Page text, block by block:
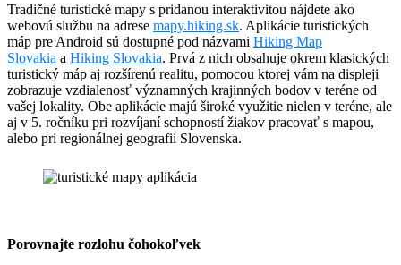
Tradičné turistické mapy s pridanou interaktivitou nájdete ako
webovú službu na adrese mapy.hiking.sk. Aplikácie turistických
máp pre Android sú dostupné pod názvami Hiking Map
Slovakia a Hiking Slovakia. Prvá z nich obsahuje okrem klasických
turistický máp aj rozšírenú realitu, pomocou ktorej vám na displeji
zobrazuje vzdialenosť významných krajinných bodov v teréne od
vašej lokality. Obe aplikácie majú široké využitie nielen v teréne, ale
aj v 5. ročníku pri rozvíjaní schopností žiakov pracovať s mapou,
alebo pri regionálnej geografii Slovenska.
Porovnajte rozlohu čohokoľvek